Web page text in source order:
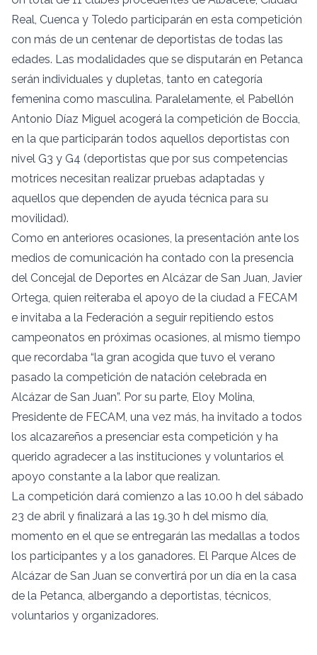
Real, Cuenca y Toledo participarán en esta competición
con más de un centenar de deportistas de todas las
edades. Las modalidades que se disputarán en Petanca
serán individuales y dupletas, tanto en categoría
femenina como masculina. Paralelamente, el Pabellón
Antonio Díaz Miguel acogerá la competición de Boccia,
en la que participarán todos aquellos deportistas con
nivel G3 y G4 (deportistas que por sus competencias
motrices necesitan realizar pruebas adaptadas y
aquellos que dependen de ayuda técnica para su
movilidad).
Como en anteriores ocasiones, la presentación ante los
medios de comunicación ha contado con la presencia
del Concejal de Deportes en Alcázar de San Juan, Javier
Ortega, quien reiteraba el apoyo de la ciudad a FECAM
e invitaba a la Federación a seguir repitiendo estos
campeonatos en próximas ocasiones, al mismo tiempo
que recordaba “la gran acogida que tuvo el verano
pasado la competición de natación celebrada en
Alcázar de San Juan”. Por su parte, Eloy Molina,
Presidente de FECAM, una vez más, ha invitado a todos
los alcazareños a presenciar esta competición y ha
querido agradecer a las instituciones y voluntarios el
apoyo constante a la labor que realizan.
La competición dará comienzo a las 10.00 h del sábado
23 de abril y finalizará a las 19.30 h del mismo día,
momento en el que se entregarán las medallas a todos
los participantes y a los ganadores. El Parque Alces de
Alcázar de San Juan se convertirá por un día en la casa
de la Petanca, albergando a deportistas, técnicos,
voluntarios y organizadores.